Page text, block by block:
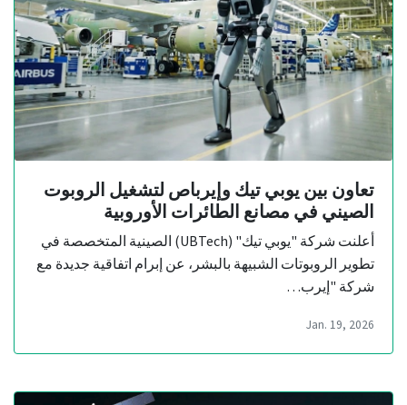
تعاون بين يوبي تيك وإيرباص لتشغيل الروبوت
الصيني في مصانع الطائرات الأوروبية
أعلنت شركة "يوبي تيك" (UBTech) الصينية المتخصصة في
تطوير الروبوتات الشبيهة بالبشر، عن إبرام اتفاقية جديدة مع
شركة "إيرب…
Jan. 19, 2026